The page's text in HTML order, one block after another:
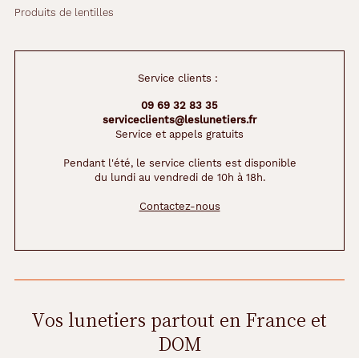
Produits de lentilles
Service clients :
09 69 32 83 35
serviceclients@leslunetiers.fr
Service et appels gratuits
Pendant l'été, le service clients est disponible
du lundi au vendredi de 10h à 18h.
Contactez-nous
Vos lunetiers partout en France et
DOM